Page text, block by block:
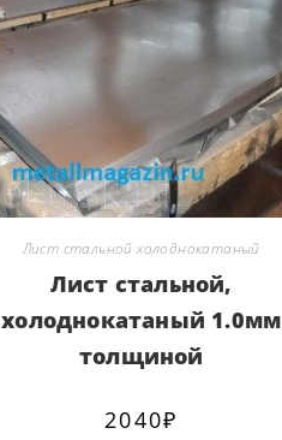
Лист стальной холоднокатаный
Лист стальной,
холоднокатаный 1.0мм
толщиной
2040₽